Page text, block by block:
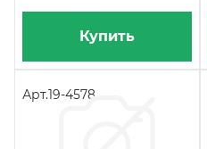
Купить
Арт.19-4578